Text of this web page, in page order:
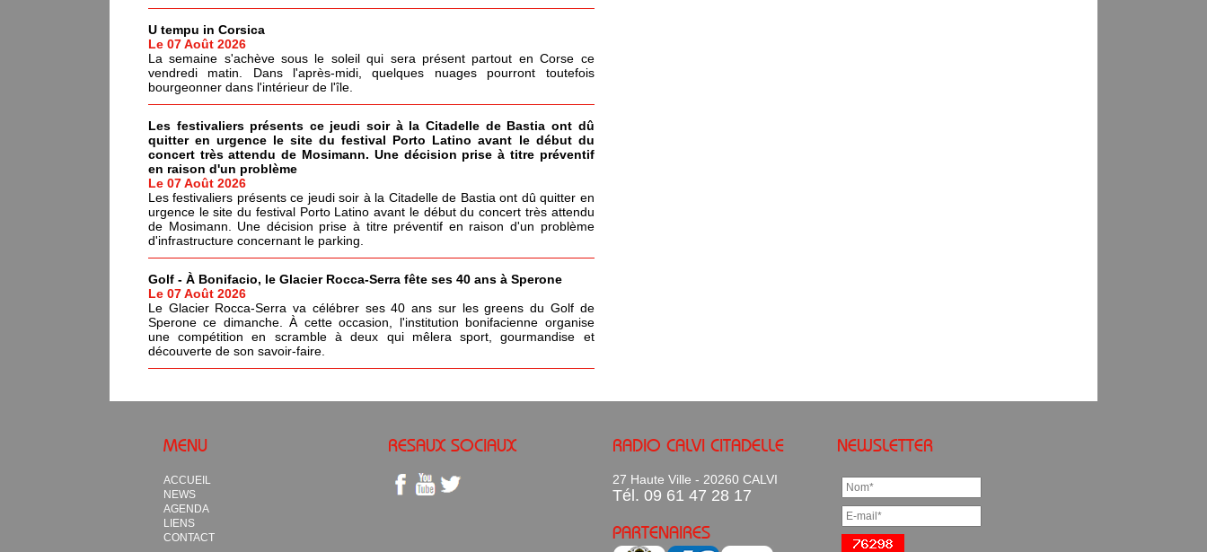
U tempu in Corsica
Le 07 Août 2026
La semaine s'achève sous le soleil qui sera présent partout en Corse ce
vendredi matin. Dans l'après-midi, quelques nuages pourront toutefois
bourgeonner dans l'intérieur de l'île.
Les festivaliers présents ce jeudi soir à la Citadelle de Bastia ont dû
quitter en urgence le site du festival Porto Latino avant le début du
concert très attendu de Mosimann. Une décision prise à titre préventif
en raison d'un problème
Le 07 Août 2026
Les festivaliers présents ce jeudi soir à la Citadelle de Bastia ont dû quitter en
urgence le site du festival Porto Latino avant le début du concert très attendu
de Mosimann. Une décision prise à titre préventif en raison d'un problème
d'infrastructure concernant le parking.
Golf - À Bonifacio, le Glacier Rocca-Serra fête ses 40 ans à Sperone
Le 07 Août 2026
Le Glacier Rocca-Serra va célébrer ses 40 ans sur les greens du Golf de
Sperone ce dimanche. À cette occasion, l'institution bonifacienne organise
une compétition en scramble à deux qui mêlera sport, gourmandise et
découverte de son savoir-faire.
MENU
ACCUEIL
NEWS
AGENDA
LIENS
CONTACT
RESAUX SOCIAUX RADIO CALVI CITADELLE
27 Haute Ville - 20260 CALVI
Tél. 09 61 47 28 17
PARTENAIRES
NEWSLETTER